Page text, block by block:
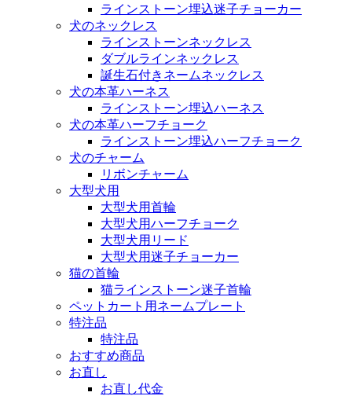
ラインストーン埋込迷子チョーカー
犬のネックレス
ラインストーンネックレス
ダブルラインネックレス
誕生石付きネームネックレス
犬の本革ハーネス
ラインストーン埋込ハーネス
犬の本革ハーフチョーク
ラインストーン埋込ハーフチョーク
犬のチャーム
リボンチャーム
大型犬用
大型犬用首輪
大型犬用ハーフチョーク
大型犬用リード
大型犬用迷子チョーカー
猫の首輪
猫ラインストーン迷子首輪
ペットカート用ネームプレート
特注品
特注品
おすすめ商品
お直し
お直し代金